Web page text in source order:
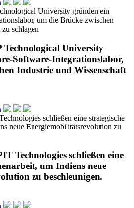
University
Software-Integrationslabor,
Industrie und Wissenschaft
Technologies schließen eine
um Indiens neue
zu beschleunigen.